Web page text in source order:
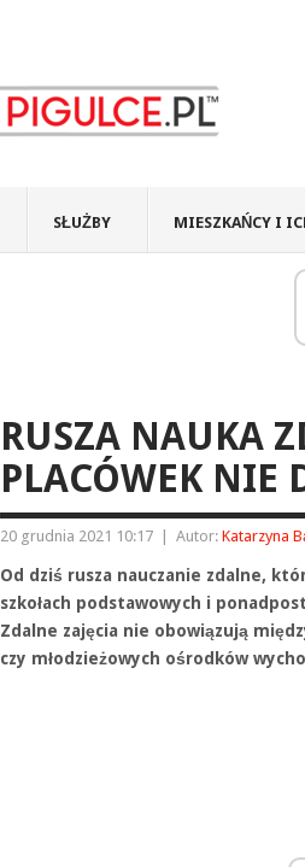
SŁUŻBY MIESZKAŃCY I
RUSZA NAUKA
PLACÓWEK NIE
20 grudnia 2021 10:17 Autor: Katarzyna
Od dziś rusza nauczanie zdalne,
szkołach podstawowych i
Zdalne zajęcia nie obowiązują
czy młodzieżowych ośrodków